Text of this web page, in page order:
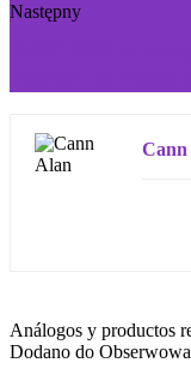
Następny
Cann
Análogos y productos
Dodano do